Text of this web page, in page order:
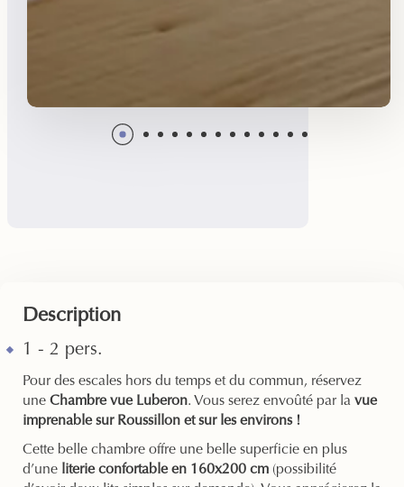
Description
1 - 2 pers.
Pour des escales hors du temps et du commun, réservez
une Chambre vue Luberon. Vous serez envoûté par la vue
imprenable sur Roussillon et sur les environs !
Cette belle chambre offre une belle superficie en plus
d’une literie confortable en 160x200 cm (possibilité